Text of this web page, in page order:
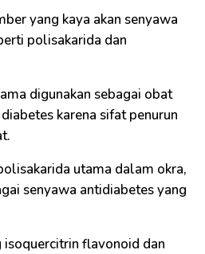
yang kaya akan senyawa
polisakarida dan
digunakan sebagai obat
karena sifat penurun
utama dalam okra,
senyawa antidiabetes yang
isoquercitrin flavonoid dan